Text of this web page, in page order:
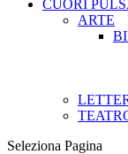
CUORI
ARTE
Seleziona Pagina